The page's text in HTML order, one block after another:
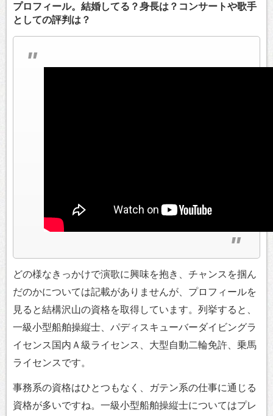
プロフィール。結婚してる？身長は？コンサートや歌手
としての評判は？
どの様なきっかけで演歌に興味を抱き、チャンスを掴ん
だのかについては記載がありませんが、プロフィールを
見ると結構沢山の資格を取得しています。列挙すると、
一級小型船舶操縦士、パディスキューバーダイビングラ
イセンス国内Ａ級ライセンス、大型自動二輪免許、乗馬
ライセンスです。
事務系の資格はひとつもなく、ガテン系の仕事に通じる
資格が多いですね。一級小型船舶操縦士についてはプレ